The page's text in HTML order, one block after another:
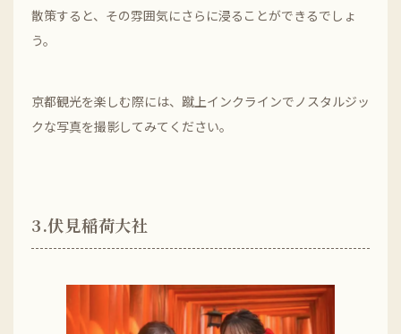
散策すると、その雰囲気にさらに浸ることができるでしょ
う。
京都観光を楽しむ際には、蹴上インクラインでノスタルジッ
クな写真を撮影してみてください。
3.伏見稲荷大社